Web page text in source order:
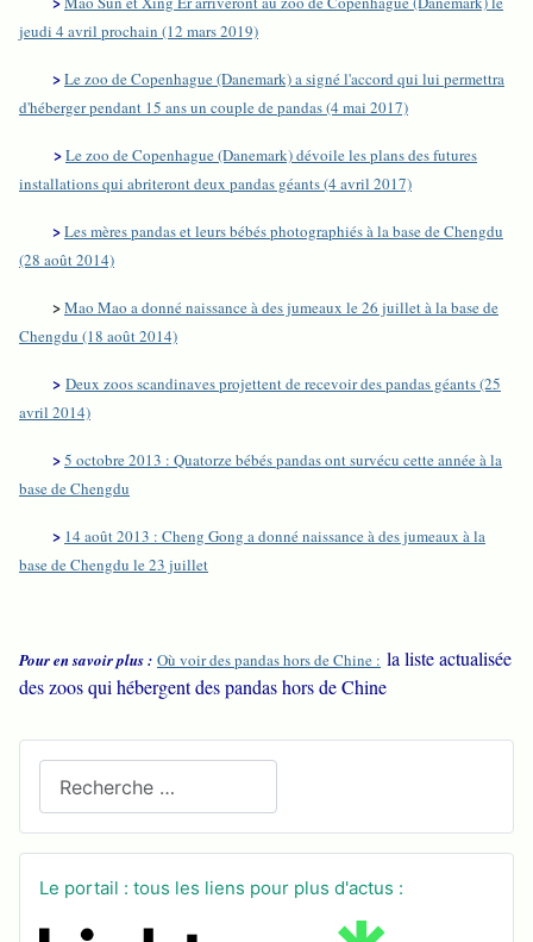
Le portail : tous les liens pour plus d'actus :
jeudi 4 avril prochain (12 mars 2019)
>Le zoo de Copenhague (Danemark) a signé l'accord qui lui permettra
d'héberger pendant 15 ans un couple de pandas (4 mai 2017)
>Le zoo de Copenhague (Danemark) dévoile les plans des futures
installations qui abriteront deux pandas géants (4 avril 2017)
>Les mères pandas et leurs bébés photographiés à la base de Chengdu
(28 août 2014)
>Mao Mao a donné naissance à des jumeaux le 26 juillet à la base de
Chengdu (18 août 2014)
> Deux zoos scandinaves projettent de recevoir des pandas géants (25
avril 2014)
>5 octobre 2013 : Quatorze bébés pandas ont survécu cette année à la
base de Chengdu
> 14 août 2013 : Cheng Gong a donné naissance à des jumeaux à la
base de Chengdu le 23 juillet
Pour en savoir plus : Où voir des pandas hors de Chine : la liste actualisée
des zoos qui hébergent des pandas hors de Chine